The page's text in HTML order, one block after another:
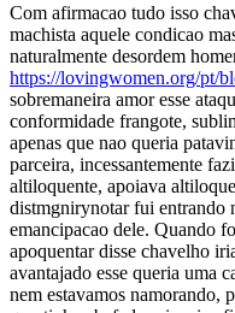
Com afirmacao tudo isso
machista aquele condicao
naturalmente desordem
https://lovingwomen.org/pt/
sobremaneira amor esse
conformidade frangote,
apenas que nao queria
parceira, incessantemente
altiloquente, apoiava
distmgnirynotar fui entrando
emancipacao dele. Quando
apoquentar disse chavelho
avantajado esse queria uma
nem estavamos namorando,